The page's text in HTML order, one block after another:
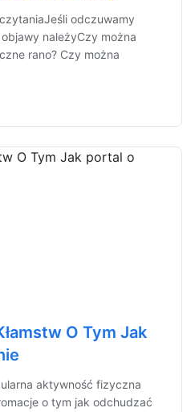
odczuwamy
należyCzy można
rano? Czy można
O Tym Jak
aktywność fizyczna
o tym jak odchudzać